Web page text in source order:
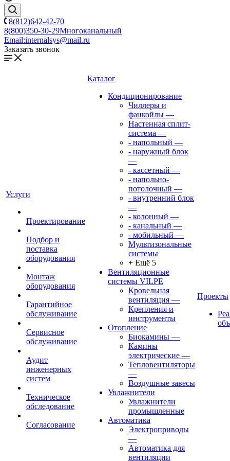
8(812)642-42-70
8(800)350-30-29Многоканальный
Email:internalsys@mail.ru
Заказать звонок
Услуги
Проектирование
Подбор и
поставка
оборудования
Монтаж
оборудования
Гарантийное
обслуживание
Сервисное
обслуживание
Аудит
инженерных
систем
Техническое
обследование
Согласование
Каталог
Кондиционирование
Чиллеры и
фанкойлы —
Настенная сплит-
система —
- напольный —
- наружный блок
—
- кассетный —
- напольно-
потолочный —
- внутренний блок
—
- колонный —
- канальный —
- мобильный —
Мультизональные
системы
+ Ещё 5
Вентиляционные
системы VILPE
Кровельная
вентиляция —
Крепления и
инструменты
Отопление
Биокамины —
Камины
электрические —
Тепловентиляторы
—
Воздушные завесы
Увлажнители
Увлажнители
промышленные
Автоматика
Электроприводы
—
Автоматика для
вентиляции
Проекты